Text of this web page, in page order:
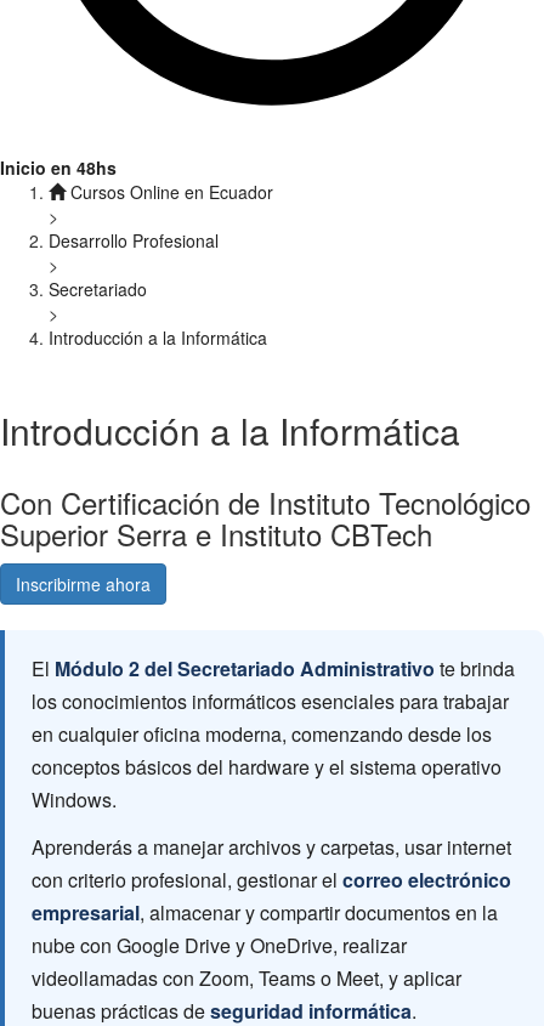
Inicio en 48hs
Cursos Online en Ecuador
>
Desarrollo Profesional
>
Secretariado
>
Introducción a la Informática
Introducción a la Informática
Con Certificación de Instituto Tecnológico
Superior Serra e Instituto CBTech
Inscribirme ahora
El Módulo 2 del Secretariado Administrativo te brinda
los conocimientos informáticos esenciales para trabajar
en cualquier oficina moderna, comenzando desde los
conceptos básicos del hardware y el sistema operativo
Windows.
Aprenderás a manejar archivos y carpetas, usar internet
con criterio profesional, gestionar el correo electrónico
empresarial, almacenar y compartir documentos en la
nube con Google Drive y OneDrive, realizar
videollamadas con Zoom, Teams o Meet, y aplicar
buenas prácticas deseguridad informática.